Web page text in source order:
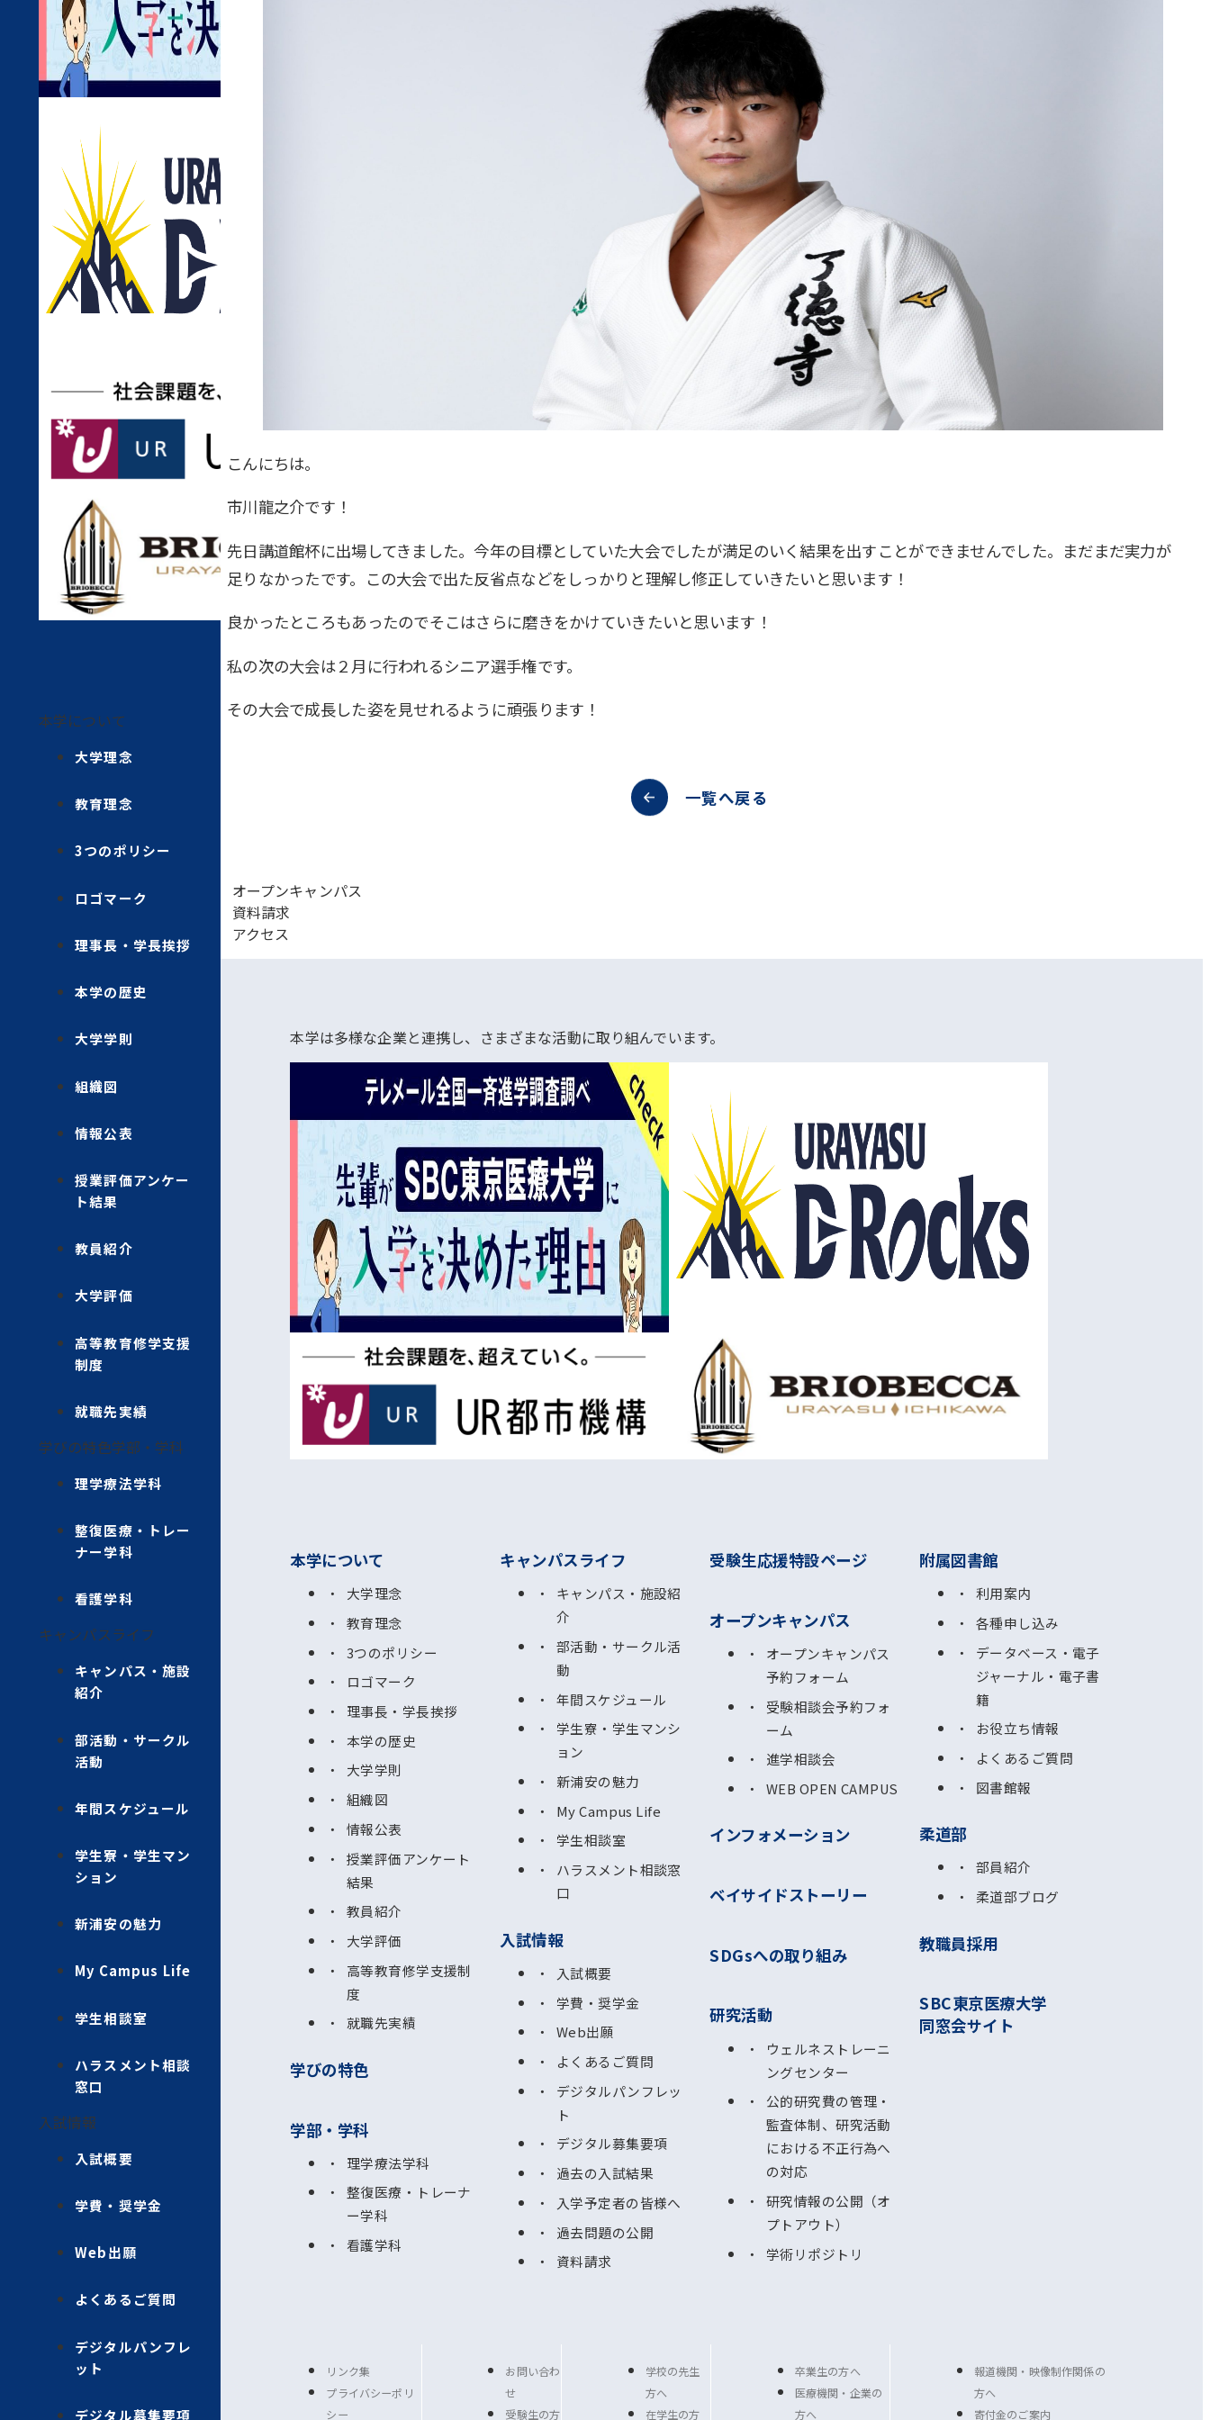
本学について
大学理念
教育理念
3つのポリシー
ロゴマーク
理事長・学長挨拶
本学の歴史
大学学則
組織図
情報公表
授業評価アンケー
ト結果
教員紹介
大学評価
高等教育修学支援
制度
就職先実績
学びの特色学部・学科
理学療法学科
整復医療・トレー
ナー学科
看護学科
キャンパスライフ
キャンパス・施設
紹介
部活動・サークル
活動
年間スケジュール
学生寮・学生マン
ション
新浦安の魅力
My Campus Life
学生相談室
ハラスメント相談
窓口
入試情報
入試概要
学費・奨学金
Web出願
よくあるご質問
デジタルパンフレ
ット
デジタル募集要項
こんにちは。
市川龍之介です！
先日講道館杯に出場してきました。今年の目標としていた大会でしたが満足のいく結果を出すことができませんでした。まだまだ実力が
足りなかったです。この大会で出た反省点などをしっかりと理解し修正していきたいと思います！
良かったところもあったのでそこはさらに磨きをかけていきたいと思います！
私の次の大会は２月に行われるシニア選手権です。
その大会で成長した姿を見せれるように頑張ります！
一覧へ戻る
オープンキャンパス
資料請求
アクセス
本学は多様な企業と連携し、さまざまな活動に取り組んでいます。
本学について
大学理念
教育理念
3つのポリシー
ロゴマーク
理事長・学長挨拶
本学の歴史
大学学則
組織図
情報公表
授業評価アンケート
結果
教員紹介
大学評価
高等教育修学支援制
度
就職先実績
学びの特色
学部・学科
理学療法学科
整復医療・トレーナ
ー学科
看護学科
キャンパスライフ
キャンパス・施設紹
介
部活動・サークル活
動
年間スケジュール
学生寮・学生マンシ
ョン
新浦安の魅力
My Campus Life
学生相談室
ハラスメント相談窓
口
入試情報
入試概要
学費・奨学金
Web出願
よくあるご質問
デジタルパンフレッ
ト
デジタル募集要項
過去の入試結果
入学予定者の皆様へ
過去問題の公開
資料請求
受験生応援特設ページ
オープンキャンパス
オープンキャンパス
予約フォーム
受験相談会予約フォ
ーム
進学相談会
WEB OPEN CAMPUS
インフォメーション
ベイサイドストーリー
SDGsへの取り組み
研究活動
ウェルネストレーニ
ングセンター
公的研究費の管理・
監査体制、研究活動
における不正行為へ
の対応
研究情報の公開（オ
プトアウト）
学術リポジトリ
附属図書館
利用案内
各種申し込み
データベース・電子
ジャーナル・電子書
籍
お役立ち情報
よくあるご質問
図書館報
柔道部
部員紹介
柔道部ブログ
教職員採用
SBC東京医療大学
同窓会サイト
リンク集
プライバシーポリ
シー
お問い合わ
せ
受験生の方
学校の先生
方へ
在学生の方
卒業生の方へ
医療機関・企業の
方へ
報道機関・映像制作関係の
方へ
寄付金のご案内